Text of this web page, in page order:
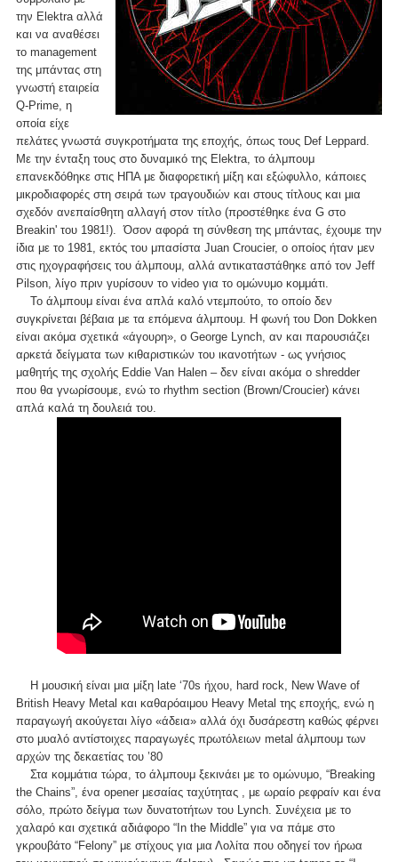
την Elektra αλλά
και να αναθέσει
το management
της μπάντας στη
γνωστή εταιρεία
Q-Prime, η
οποία είχε
πελάτες γνωστά συγκροτήματα της εποχής, όπως τους Def Leppard.
Με την ένταξη τους στο δυναμικό της Elektra, το άλμπουμ
επανεκδόθηκε στις ΗΠΑ με διαφορετική μίξη και εξώφυλλο, κάποιες
μικροδιαφορές στη σειρά των τραγουδιών και στους τίτλους και μια
σχεδόν ανεπαίσθητη αλλαγή στον τίτλο (προστέθηκε ένα G στο
Breakin' του 1981!). Όσον αφορά τη σύνθεση της μπάντας, έχουμε την
ίδια με το 1981, εκτός του μπασίστα Juan Croucier, o οποίος ήταν μεν
στις ηχογραφήσεις του άλμπουμ, αλλά αντικαταστάθηκε από τον Jeff
Pilson, λίγο πριν γυρίσουν το video για το ομώνυμο κομμάτι.
Το άλμπουμ είναι ένα απλά καλό ντεμπούτο, το οποίο δεν
συγκρίνεται βέβαια με τα επόμενα άλμπουμ. Η φωνή του Don Dokken
είναι ακόμα σχετικά «άγουρη», ο George Lynch, αν και παρουσιάζει
αρκετά δείγματα των κιθαριστικών του ικανοτήτων - ως γνήσιος
μαθητής της σχολής Eddie Van Halen – δεν είναι ακόμα ο shredder
που θα γνωρίσουμε, ενώ το rhythm section (Brown/Croucier) κάνει
απλά καλά τη δουλειά του.
Η μουσική είναι μια μίξη late ‘70s ήχου, hard rock, New Wave of
British Heavy Metal και καθαρόαιμου Heavy Metal της εποχής, ενώ η
παραγωγή ακούγεται λίγο «άδεια» αλλά όχι δυσάρεστη καθώς φέρνει
στο μυαλό αντίστοιχες παραγωγές πρωτόλειων metal άλμπουμ των
αρχών της δεκαετίας του ’80
Στα κομμάτια τώρα, το άλμπουμ ξεκινάει με το ομώνυμο, “Breaking
the Chains”, ένα opener μεσαίας ταχύτητας , με ωραίο ρεφραίν και ένα
σόλο, πρώτο δείγμα των δυνατοτήτων του Lynch. Συνέχεια με το
χαλαρό και σχετικά αδιάφορο “In the Middle” για να πάμε στο
γκρουβάτο “Felony” με στίχους για μια Λολίτα που οδηγεί τον ήρωα